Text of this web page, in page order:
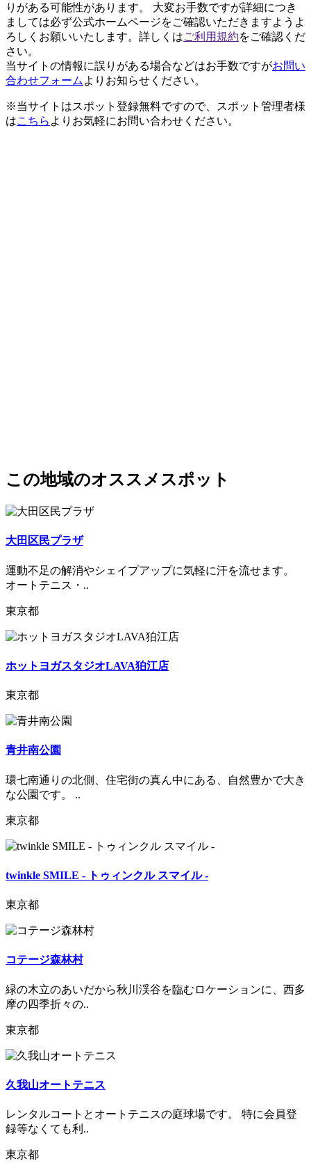
りがある可能性があります。 大変お手数ですが詳細につき
ましては必ず公式ホームページをご確認いただきますようよ
ろしくお願いいたします。詳しくはご利用規約をご確認くだ
さい。
当サイトの情報に誤りがある場合などはお手数ですがお問い
合わせフォーム よりお知らせください。
※当サイトはスポット登録無料ですので、スポット管理者様
はこちら よりお気軽にお問い合わせください。
この地域のオススメスポット
大田区民プラザ
運動不足の解消やシェイプアップに気軽に汗を流せます。
オートテニス・..
東京都
ホットヨガスタジオLAVA狛江店
東京都
青井南公園
環七南通りの北側、住宅街の真ん中にある、自然豊かで大き
な公園です。 ..
東京都
twinkle SMILE - トゥィンクル スマイル -
東京都
コテージ森林村
緑の木立のあいだから秋川渓谷を臨むロケーションに、西多
摩の四季折々の..
東京都
久我山オートテニス
レンタルコートとオートテニスの庭球場です。 特に会員登
録等なくても利..
東京都